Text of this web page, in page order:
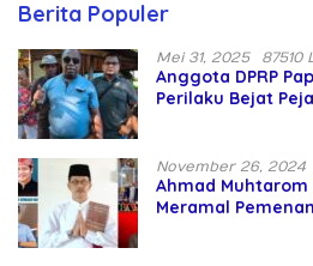
Berita Populer
Mei 31, 2025 87510
Anggota DPRP
Perilaku Bejat
November 26, 2024
Ahmad
Meramal